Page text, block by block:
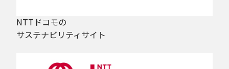
NTTドコモの
サステナビリティサイト